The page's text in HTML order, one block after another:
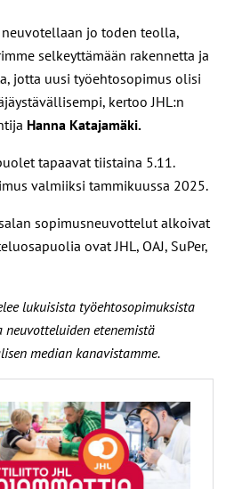
jo toden teolla,
selkeyttämään rakennetta ja
jotta uusi työehtosopimus olisi
kertoo JHL:n
Hanna Katajamäki.
tapaavat tiistaina 5.11.
valmiiksi tammikuussa 2025.
sopimusneuvottelut alkoivat
ovat JHL, OAJ, SuPer,
lukuisista työehtosopimuksista
neuvotteluiden etenemistä
median kanavistamme.